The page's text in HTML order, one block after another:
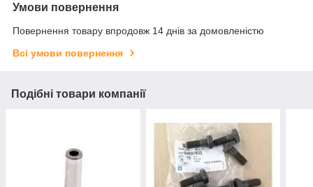
Умови повернення
Повернення товару впродовж 14 днів за домовленістю
Всі умови повернення
Подібні товари компанії